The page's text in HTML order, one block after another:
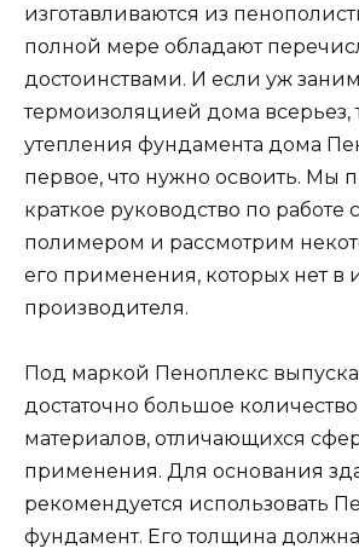
изготавливаются из
полной мере обладают
достоинствами. И если уж
термоизоляцией дома всерьез,
утепления фундамента дома
первое, что нужно освоить. Мы
краткое руководство по работе
полимером и рассмотрим
его применения, которых нет в
производителя.
Под маркой Пеноплекс
достаточно большое
материалов, отличающихся
применения. Для основания
рекомендуется использовать
фундамент. Его толщина